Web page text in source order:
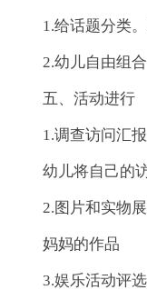
1.给话题分类
2.幼儿自由组
五、活动进行
1.调查访问汇报
幼儿将自己的
2.图片和实物
妈妈的作品
3.娱乐活动评